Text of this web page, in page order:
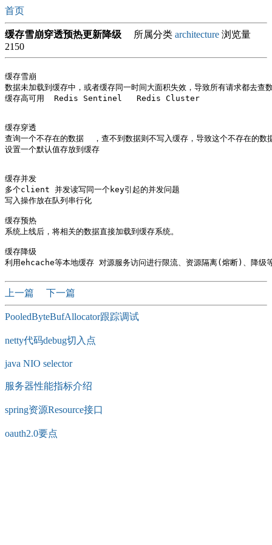
首页
缓存雪崩穿透预热更新降级 所属分类 architecture 浏览量
2150
缓存雪崩
数据未加载到缓存中，或者缓存同一时间大面积失效，导致所有请求都去查
缓存高可用  Redis Sentinel   Redis Cluster
缓存穿透
查询一个不存在的数据  ，查不到数据则不写入缓存，导致这个不存在的
设置一个默认值存放到缓存
缓存并发
多个client 并发读写同一个key引起的并发问题
写入操作放在队列串行化
缓存预热
系统上线后，将相关的数据直接加载到缓存系统。
缓存降级
上一篇 下一篇
PooledByteBufAllocator跟踪调试
netty代码debug切入点
java NIO selector
服务器性能指标介绍
spring资源Resource接口
oauth2.0要点